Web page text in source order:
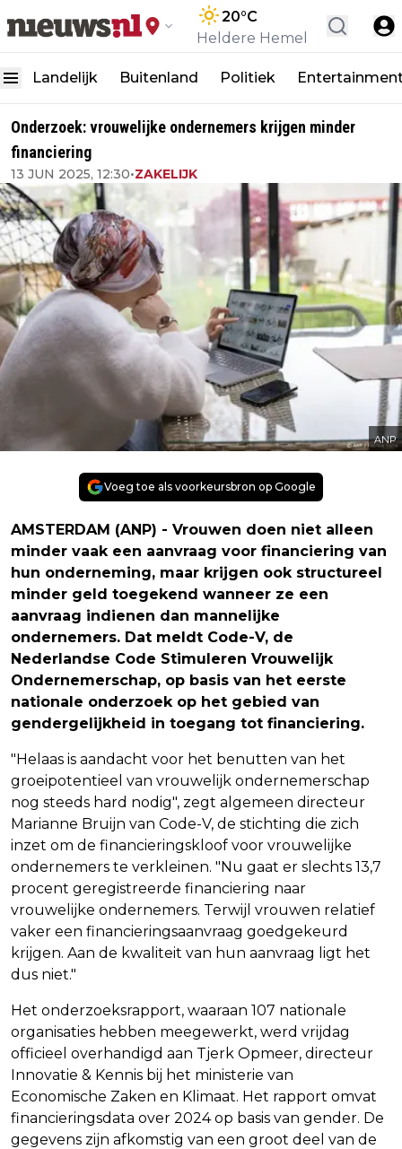
20°C
Heldere Hemel
Landelijk Buitenland Politiek
Onderzoek: vrouwelijke ondernemers krijgen minder
financiering
13 JUN 2025, 12:30•ZAKELIJK
ANP
Voeg toe als voorkeursbron op Google
AMSTERDAM (ANP) - Vrouwen doen niet alleen
minder vaak een aanvraag voor financiering van
hun onderneming, maar krijgen ook structureel
minder geld toegekend wanneer ze een
aanvraag indienen dan mannelijke
ondernemers. Dat meldt Code-V, de
Nederlandse Code Stimuleren Vrouwelijk
Ondernemerschap, op basis van het eerste
nationale onderzoek op het gebied van
gendergelijkheid in toegang tot financiering.
"Helaas is aandacht voor het benutten van het
groeipotentieel van vrouwelijk ondernemerschap
nog steeds hard nodig", zegt algemeen directeur
Marianne Bruijn van Code-V, de stichting die zich
inzet om de financieringskloof voor vrouwelijke
ondernemers te verkleinen. "Nu gaat er slechts 13,7
procent geregistreerde financiering naar
vrouwelijke ondernemers. Terwijl vrouwen relatief
vaker een financieringsaanvraag goedgekeurd
krijgen. Aan de kwaliteit van hun aanvraag ligt het
dus niet."
Het onderzoeksrapport, waaraan 107 nationale
organisaties hebben meegewerkt, werd vrijdag
officieel overhandigd aan Tjerk Opmeer, directeur
Innovatie & Kennis bij het ministerie van
Economische Zaken en Klimaat. Het rapport omvat
financieringsdata over 2024 op basis van gender. De
gegevens zijn afkomstig van een groot deel van de